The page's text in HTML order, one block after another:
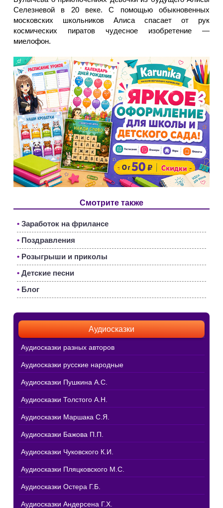
Селезневой в 20 веке. С помощью обыкновенных
московских школьников Алиса спасает от рук
космических пиратов чудесное изобретение —
миелофон.
Смотрите также
• Заработок на фрилансе
• Поздравления
• Розыгрыши и приколы
• Детские песни
• Блог
Аудиосказки
Аудиосказки разных авторов
Аудиосказки русские народные
Аудиосказки Пушкина А.С.
Аудиосказки Толстого А.Н.
Аудиосказки Маршака С.Я.
Аудиосказки Бажова П.П.
Аудиосказки Чуковского К.И.
Аудиосказки Пляцковского М.С.
Аудиосказки Остера Г.Б.
Аудиосказки Андерсена Г.Х.